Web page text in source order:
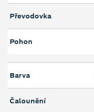
Převodovka
Pohon
Barva
Čalounění